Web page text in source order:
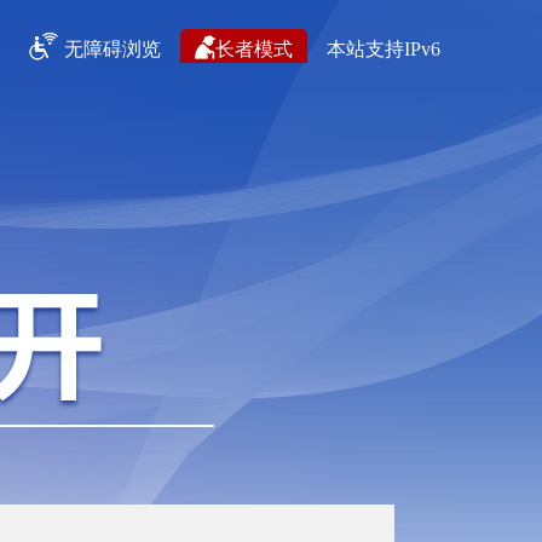
无障碍浏览 长者模式 本站支持IPv6